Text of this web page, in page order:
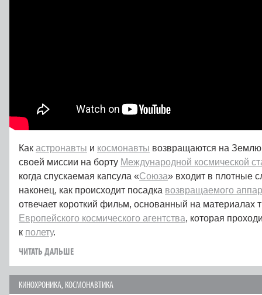
Как астронавты и космонавты возвращаются на
своей миссии на борту Международной космической
когда спускаемая капсула «Союза» входит в плотные
наконец, как происходит посадка возвращаемого
отвечает короткий фильм, основанный на материалах
Европейского космического агентства, которая
к полету.
ЧИТАТЬ ДАЛЬШЕ
КИНОХРОНИКА, КОСМОНАВТИКА